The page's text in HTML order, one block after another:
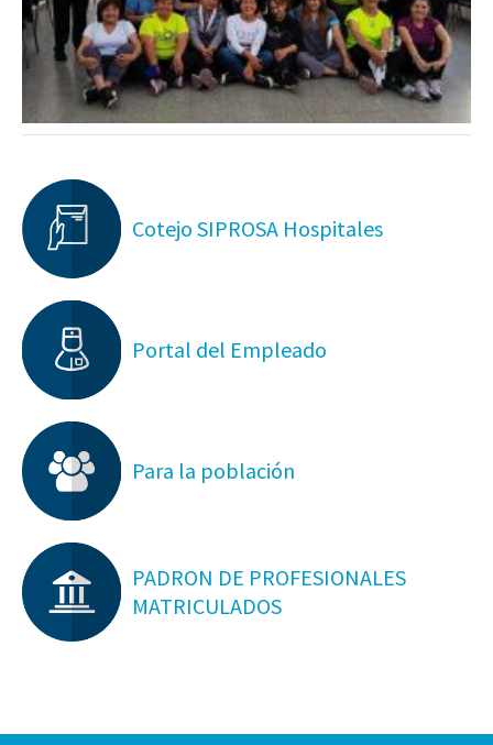
Cotejo SIPROSA Hospitales
Portal del Empleado
Para la población
PADRON DE PROFESIONALES
MATRICULADOS